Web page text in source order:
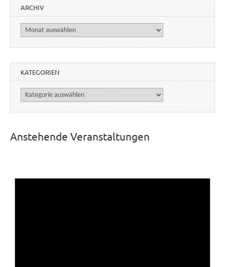
ARCHIV
Archiv
KATEGORIEN
Kategorien
Anstehende Veranstaltungen